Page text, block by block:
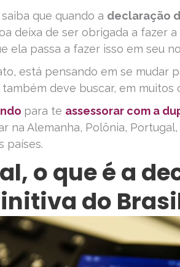
que quando a declaração
deixa de ser obrigada a fazer
ela passa a fazer isso em seu
está pensando em se mudar
deve buscar, em muitos
para te assessorar com a
na Alemanha, Polônia, Portugal,
países.
o que é a
do